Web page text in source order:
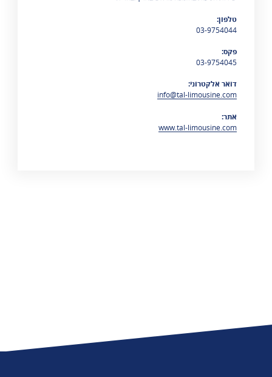
טלפון:
03-9754044
פקס:
03-9754045
דואר אלקטרוני:
info@tal-limousine.com
אתר:
www.tal-limousine.com